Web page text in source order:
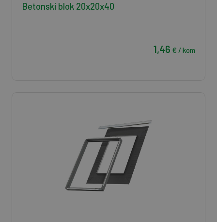
Betonski blok 20x20x40
1,46 € / kom